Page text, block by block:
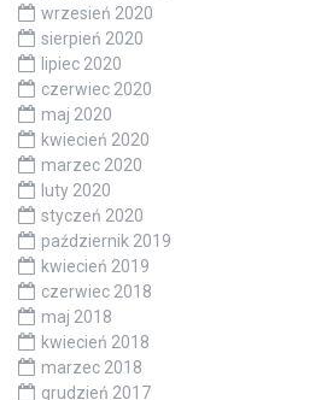
wrzesień 2020
sierpień 2020
lipiec 2020
czerwiec 2020
maj 2020
kwiecień 2020
marzec 2020
luty 2020
styczeń 2020
październik 2019
kwiecień 2019
czerwiec 2018
maj 2018
kwiecień 2018
marzec 2018
grudzień 2017